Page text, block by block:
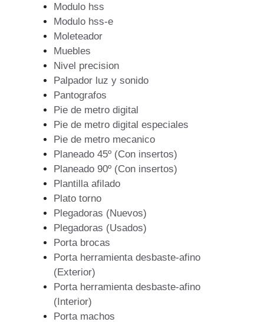
Modulo hss
Modulo hss-e
Moleteador
Muebles
Nivel precision
Palpador luz y sonido
Pantografos
Pie de metro digital
Pie de metro digital especiales
Pie de metro mecanico
Planeado 45º (Con insertos)
Planeado 90º (Con insertos)
Plantilla afilado
Plato torno
Plegadoras (Nuevos)
Plegadoras (Usados)
Porta brocas
Porta herramienta desbaste-afino
(Exterior)
Porta herramienta desbaste-afino
(Interior)
Porta machos